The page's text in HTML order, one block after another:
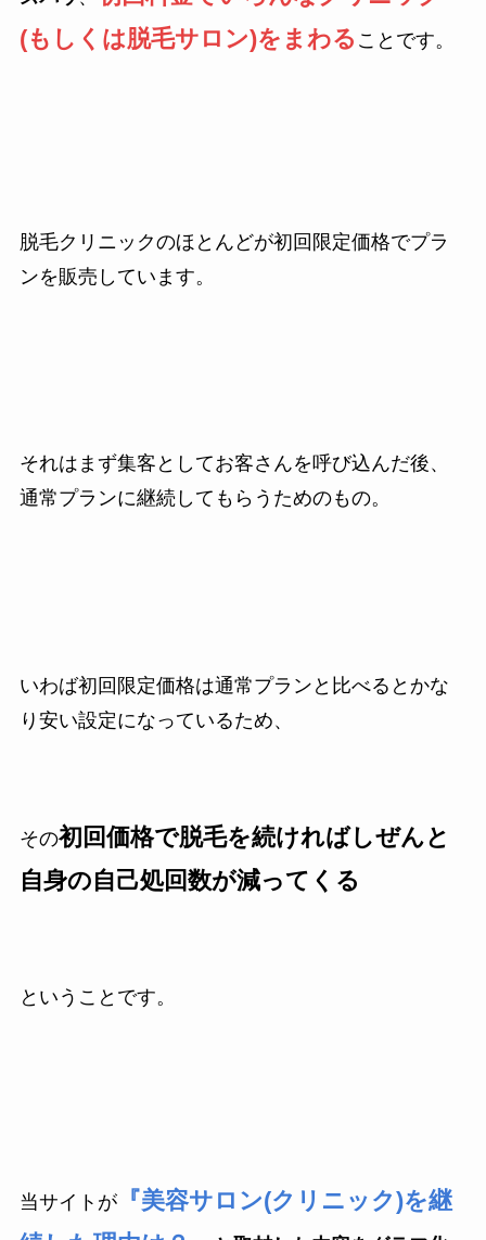
(もしくは脱毛サロン)をまわる ことです。
脱毛クリニックのほとんどが初回限定価格でプラ
ンを販売しています。
それはまず集客としてお客さんを呼び込んだ後、
通常プランに継続してもらうためのもの。
いわば初回限定価格は通常プランと比べるとかな
り安い設定になっているため、
その初回価格で脱毛を続ければしぜんと
自身の自己処回数が減ってくる
ということです。
当サイトが『美容サロン(クリニック)を継